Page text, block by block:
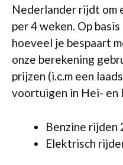
Nederlander rijdt om
per 4 weken. Op
hoeveel je bespaart
onze berekening
prijzen (i.c.m een
voortuigen in Hei- en
Benzine rijden
Elektrisch